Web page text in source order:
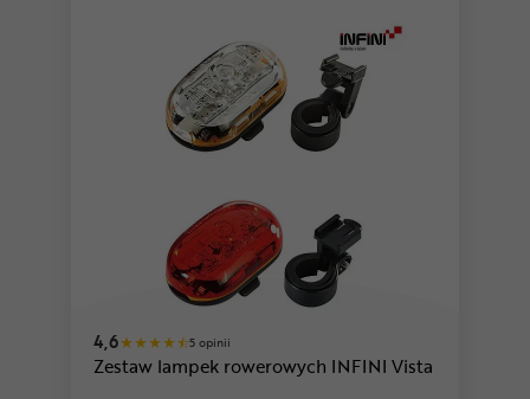
4,6 5 opinii
Zestaw lampek rowerowych INFINI Vista